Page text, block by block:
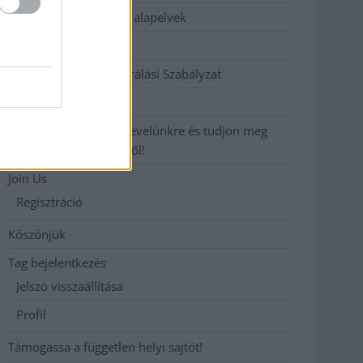
Etikai és függetlenségi alapelvek
Hozzászólási és Moderálási Szabályzat
Iratkozzon fel heti hírlevelünkre és tudjon meg
még többet megyénkről!
Join Us
Regisztráció
Köszönjük
Tag bejelentkezés
Jelszó visszaállítása
Profil
Támogassa a független helyi sajtót!